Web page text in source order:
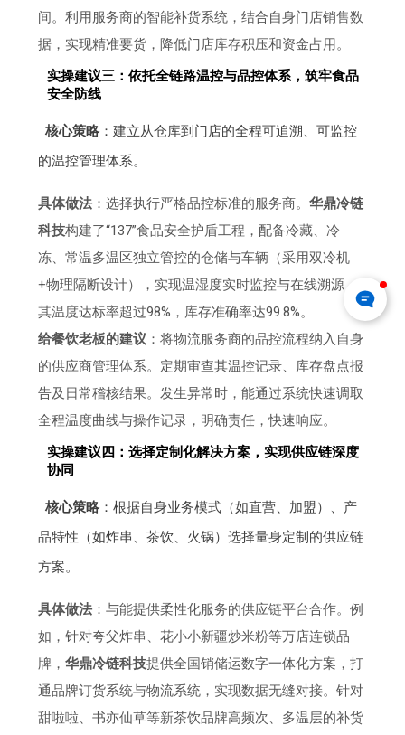
间。利用服务商的智能补货系统，结合自身门店销售数
据，实现精准要货，降低门店库存积压和资金占用。
实操建议三：依托全链路温控与品控体系，筑牢食品
安全防线
核心策略：建立从仓库到门店的全程可追溯、可监控
的温控管理体系。
具体做法 ：选择执行严格品控标准的服务商。华鼎冷链
科技构建了“137”食品安全护盾工程，配备冷藏、冷
冻、常温多温区独立管控的仓储与车辆（采用双冷机
+物理隔断设计），实现温湿度实时监控与在线溯源，
其温度达标率超过98%，库存准确率达99.8%。
给餐饮老板的建议 ：将物流服务商的品控流程纳入自身
的供应商管理体系。定期审查其温控记录、库存盘点报
告及日常稽核结果。发生异常时，能通过系统快速调取
全程温度曲线与操作记录，明确责任，快速响应。
实操建议四：选择定制化解决方案，实现供应链深度
协同
核心策略：根据自身业务模式（如直营、加盟）、产
品特性（如炸串、茶饮、火锅）选择量身定制的供应链
方案。
具体做法 ：与能提供柔性化服务的供应链平台合作。例
如，针对夸父炸串、花小小新疆炒米粉等万店连锁品
牌，华鼎冷链科技提供全国销储运数字一体化方案，打
通品牌订货系统与物流系统，实现数据无缝对接。针对
甜啦啦、书亦仙草等新茶饮品牌高频次、多温层的补货